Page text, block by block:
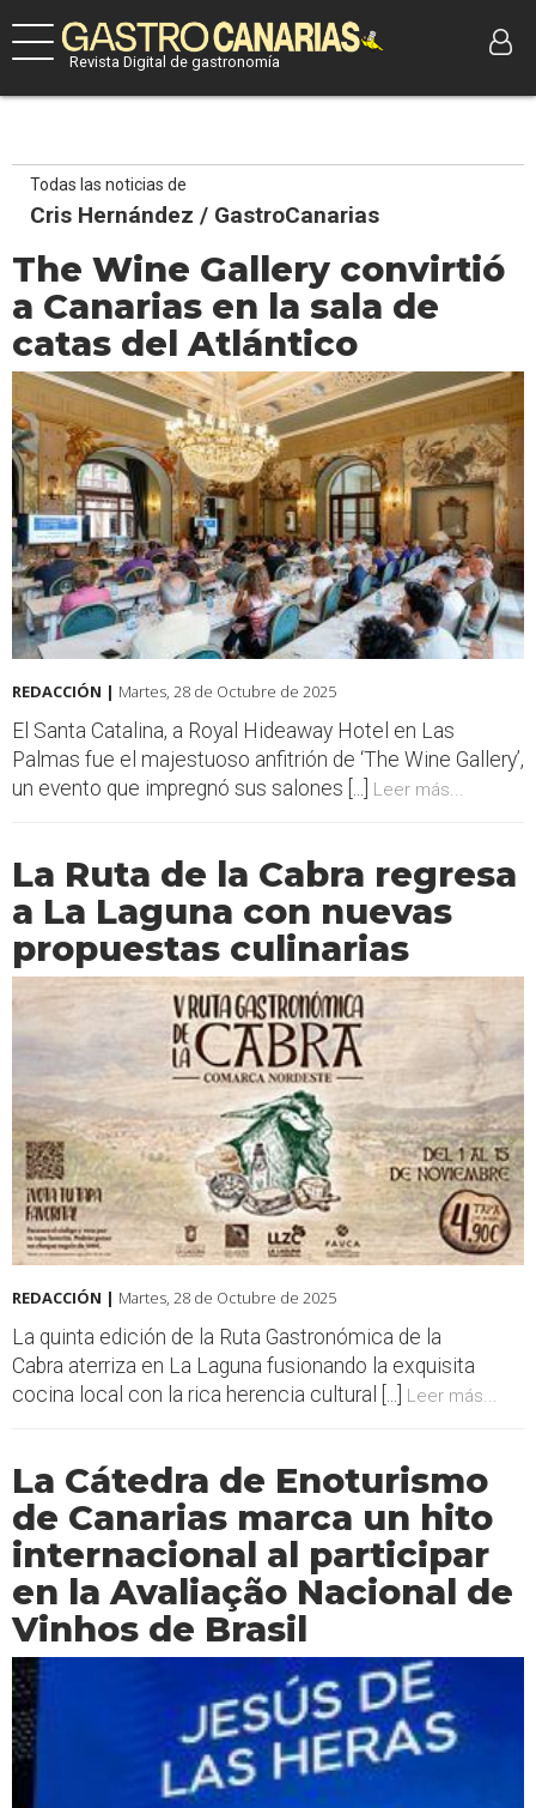
Revista Digital de gastronomía
Todas las noticias de
Cris Hernández / GastroCanarias
The Wine Gallery convirtió
a Canarias en la sala de
catas del Atlántico
REDACCIÓN | Martes, 28 de Octubre de 2025
El Santa Catalina, a Royal Hideaway Hotel en Las
Palmas fue el majestuoso anfitrión de ‘The Wine Gallery’,
un evento que impregnó sus salones [...]
Leer más...
La Ruta de la Cabra regresa
a La Laguna con nuevas
propuestas culinarias
REDACCIÓN | Martes, 28 de Octubre de 2025
La quinta edición de la Ruta Gastronómica de la
Cabra aterriza en La Laguna fusionando la exquisita
cocina local con la rica herencia cultural [...]
Leer más...
La Cátedra de Enoturismo
de Canarias marca un hito
internacional al participar
en la Avaliação Nacional de
Vinhos de Brasil